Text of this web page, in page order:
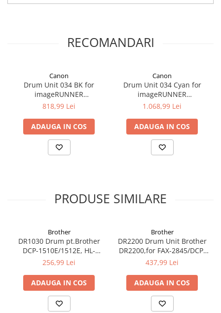
RECOMANDARI
Canon
Drum Unit 034 BK for
imageRUNNER
C1225iF/C1225, 32.5k
818,99 Lei
ADAUGA IN COS
Canon
Drum Unit 034 Cyan for
imageRUNNER
C1225iF/C1225, 34k
1.068,99 Lei
ADAUGA IN COS
PRODUSE SIMILARE
Brother
DR1030 Drum pt.Brother
DCP-1510E/1512E, HL-
1110E/1112E, 10k
256,99 Lei
ADAUGA IN COS
Brother
DR2200 Drum Unit Brother
DR2200,for FAX-2845/DCP-
7060D/DCP-7065DN/DCP-
7055/DCP7055W/HL2240D/
2135W 12K
437,99 Lei
ADAUGA IN COS